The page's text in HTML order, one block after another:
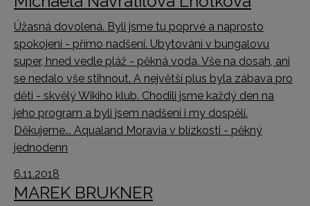
Úžasná dovolená. Byli jsme tu poprvé a naprosto
spokojeni - přímo nadšeni. Ubytování v bungalovu
super, hned vedle pláž - pěkná voda. Vše na dosah, ani
se nedalo vše stihnout. A největší plus byla zábava pro
děti - skvělý Wikiho klub. Chodili jsme každý den na
jeho program a byli jsem nadšení i my dospělí.
Děkujeme... Aqualand Moravia v blízkosti - pěkný
jednodenn
6.11.2018
MAREK BRUKNER